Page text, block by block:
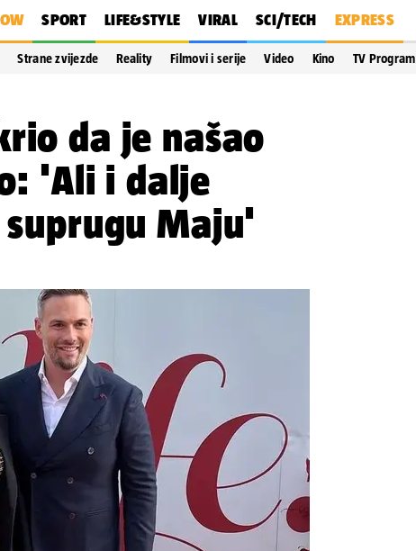
SPORT LIFE&STYLE VIRAL SCI/TECH EXPRESS
Strane zvijezde Reality Filmovi i serije Video Kino TV Program
da je našao
'Ali i dalje
Maju'